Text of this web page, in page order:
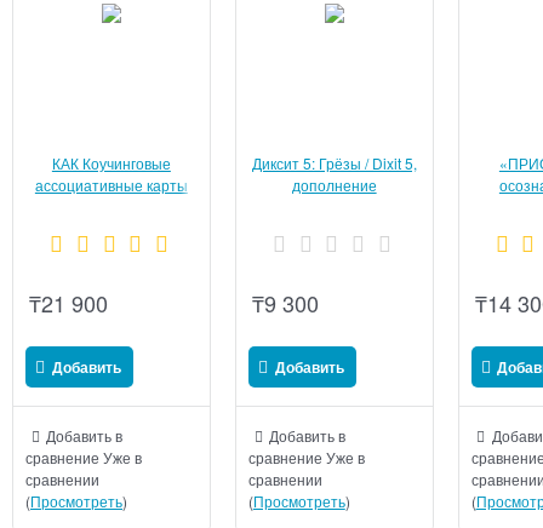
КАК Коучинговые
ассоциативные карты
₸21 900
Добавить
Добавить в
сравнение Уже в
сравнении
(Просмотреть)
Диксит 5: Грёзы / Dixit 5,
дополнение
₸9 300
Добавить
Добавить в
сравнение Уже в
сравнении
(Просмотреть)
₸14
(